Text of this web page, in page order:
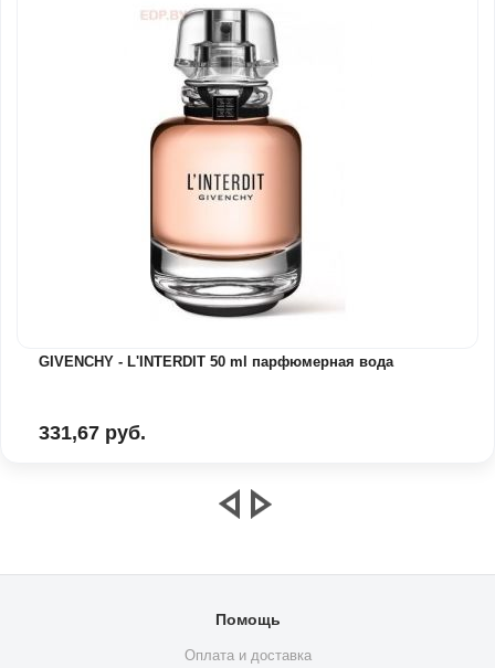
GIVENCHY - L'INTERDIT 50 ml парфюмерная вода
331,67 руб.
Помощь
Оплата и доставка